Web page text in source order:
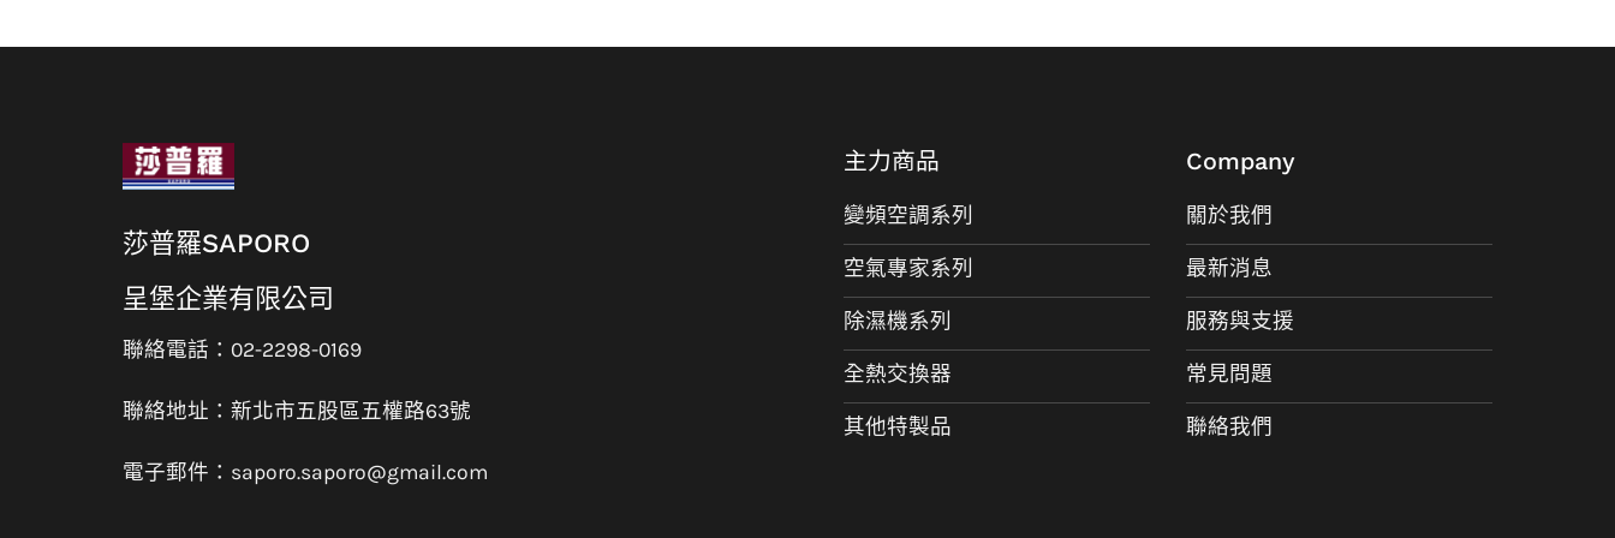
莎普羅SAPORO
呈堡企業有限公司
聯絡電話：02-2298-0169
聯絡地址：新北市五股區五權路63號
電子郵件：saporo.saporo@gmail.com
主力商品
變頻空調系列
空氣專家系列
除濕機系列
全熱交換器
其他特製品
Company
關於我們
最新消息
服務與支援
常見問題
聯絡我們